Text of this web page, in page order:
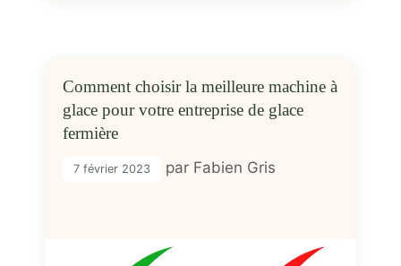
Comment choisir la meilleure machine à
glace pour votre entreprise de glace
fermière
7 février 2023 par Fabien Gris